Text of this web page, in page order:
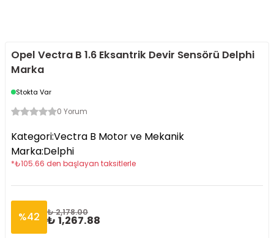
Opel Vectra B 1.6 Eksantrik Devir Sensörü Delphi
Marka
Stokta Var
0 Yorum
Kategori:Vectra B Motor ve Mekanik
Marka:Delphi
*₺105.66 den başlayan taksitlerle
%42 ₺ 2,178.00
₺ 1,267.88